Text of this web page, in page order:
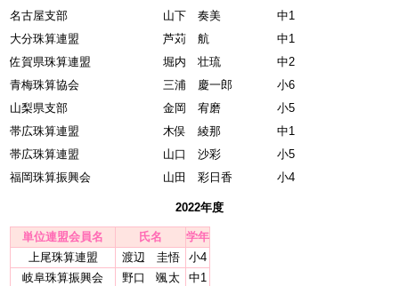
名古屋支部
山下 奏美
中1
大分珠算連盟
芦苅 航
中1
佐賀県珠算連盟
堀内 壮琉
中2
青梅珠算協会
三浦 慶一郎
小6
山梨県支部
金岡 宥磨
小5
帯広珠算連盟
木俣 綾那
中1
帯広珠算連盟
山口 沙彩
小5
福岡珠算振興会
山田 彩日香 小4
2022年度
単位連盟会員名 氏名
学年
上尾珠算連盟
渡辺 圭悟
小4
岐阜珠算振興会
野口 颯太
中1